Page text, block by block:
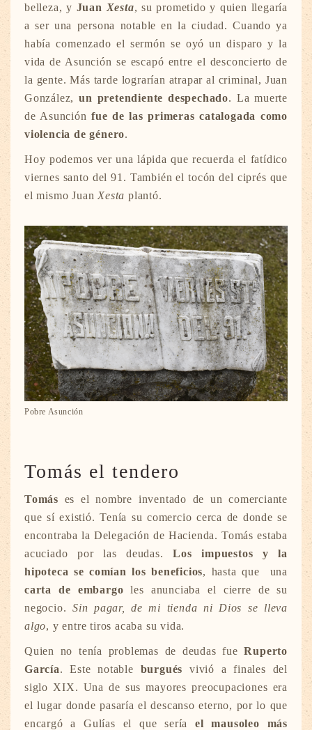
belleza, y Juan Xesta, su prometido y quien llegaría
a ser una persona notable en la ciudad. Cuando ya
había comenzado el sermón se oyó un disparo y la
vida de Asunción se escapó entre el desconcierto de
la gente. Más tarde lograrían atrapar al criminal, Juan
González,un pretendiente despechado. La muerte
de Asunciónfue de las primeras catalogada como
violencia de género.
Hoy podemos ver una lápida que recuerda el fatídico
viernes santo del 91. También el tocón del ciprés que
el mismo Juan Xesta plantó.
Pobre Asunción
Tomás el tendero
Tomás es el nombre inventado de un comerciante
que sí existió. Tenía su comercio cerca de donde se
encontraba la Delegación de Hacienda. Tomás estaba
acuciado por las deudas.Los impuestos y la
hipoteca se comían los beneficios, hasta que una
carta de embargo les anunciaba el cierre de su
negocio. Sin pagar, de mi tienda ni Dios se lleva
algo, y entre tiros acaba su vida.
Quien no tenía problemas de deudas fueRuperto
García. Este notable burgués vivió a finales del
siglo XIX. Una de sus mayores preocupaciones era
el lugar donde pasaría el descanso eterno, por lo que
encargó a Gulías el que sería el mausoleo más